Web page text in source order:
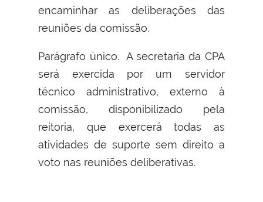
encaminhar as deliberações das
reuniões da comissão.
Parágrafo único. A secretaria da CPA
será exercida por um servidor
técnico administrativo, externo à
comissão, disponibilizado pela
reitoria, que exercerá todas as
atividades de suporte sem direito a
voto nas reuniões deliberativas.